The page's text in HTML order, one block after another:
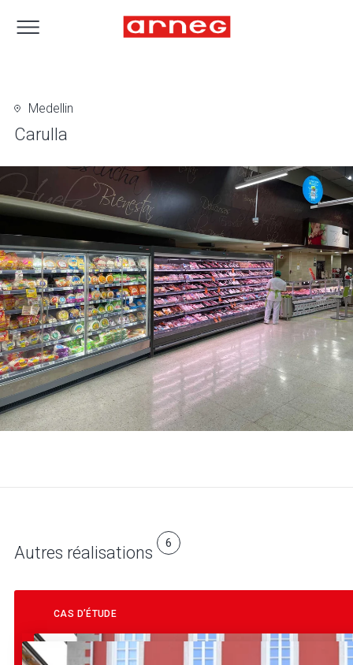
Medellin
Carulla
Autres réalisations 6
CAS D’ÉTUDE